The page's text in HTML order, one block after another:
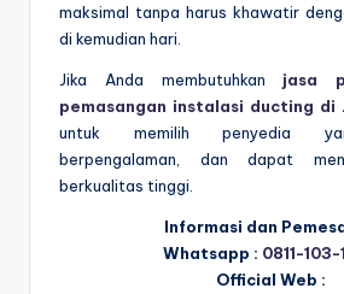
maksimal tanpa harus khawatir
di kemudian hari.
Jika Anda membutuhkan jasa
pemasangan instalasi ducting di
untuk memilih penyedia
berpengalaman, dan dapat
berkualitas tinggi.
Informasi dan
Whatsapp : 0811-
Official Web :